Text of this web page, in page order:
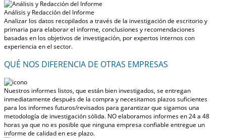
Análisis y Redacción del Informe
Analizar los datos recopilados a través de la investigación de escritorio y
primaria para elaborar el informe, conclusiones y recomendaciones
basadas en los objetivos de investigación, por expertos internos con
experiencia en el sector.
QUÉ NOS DIFERENCIA DE OTRAS EMPRESAS
Nuestros informes listos, que están bien investigados, se entregan
inmediatamente después de la compra y necesitamos plazos suficientes
para los informes futuros/revisados para garantizar que sigamos una
metodología de investigación sólida. NO elaboramos informes en 24 a 48
horasya que no es posible que ninguna empresa confiable entregue un
informe de calidad en ese plazo.